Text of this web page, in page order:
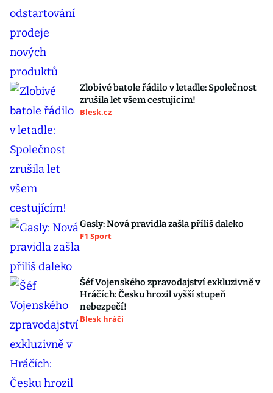
Zlobivé batole řádilo v letadle: Společnost
zrušila let všem cestujícím!
Blesk.cz
Gasly: Nová pravidla zašla příliš daleko
F1 Sport
Šéf Vojenského zpravodajství exkluzivně v
Hráčích: Česku hrozil vyšší stupeň
nebezpečí!
Blesk hráči